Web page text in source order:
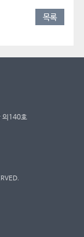
목록
의140호